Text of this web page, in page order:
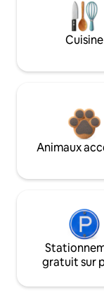
Cuisine
Animaux
gratuit sur